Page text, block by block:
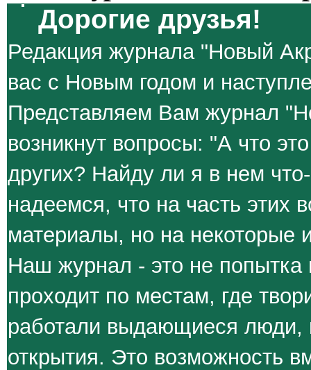
Дорогие друзья!
Редакция журнала "Новый
вас с Новым годом и
Представляем Вам журнал
возникнут вопросы: "А что
других? Найду ли я в нем
надеемся, что на часть этих
материалы, но на некоторые
Наш журнал - это не попытка
проходит по местам, где
работали выдающиеся люди,
открытия. Это возможность